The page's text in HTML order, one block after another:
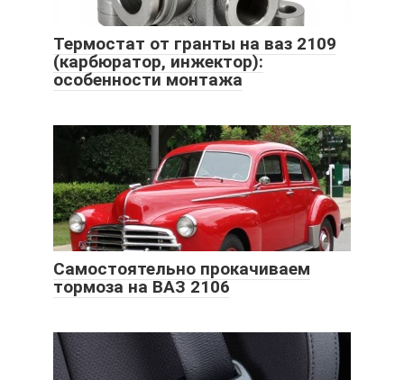
Термостат от гранты на ваз 2109
(карбюратор, инжектор):
особенности монтажа
Самостоятельно прокачиваем
тормоза на ВАЗ 2106